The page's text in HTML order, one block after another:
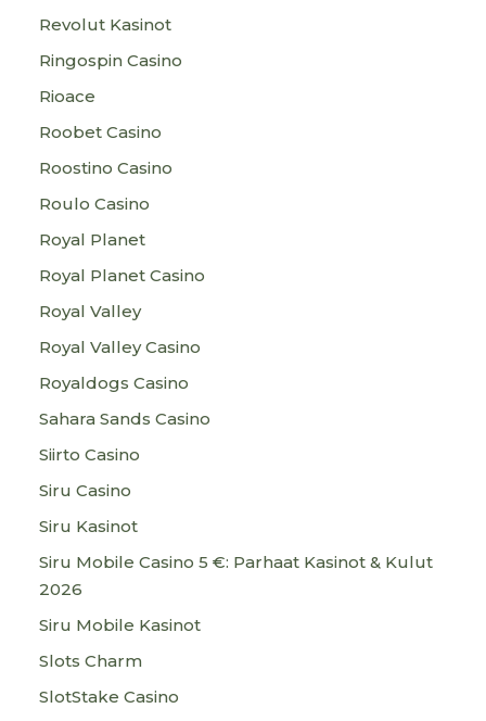
Revolut Kasinot
Ringospin Casino
Rioace
Roobet Casino
Roostino Casino
Roulo Casino
Royal Planet
Royal Planet Casino
Royal Valley
Royal Valley Casino
Royaldogs Casino
Sahara Sands Casino
Siirto Casino
Siru Casino
Siru Kasinot
Siru Mobile Casino 5 €: Parhaat Kasinot & Kulut
2026
Siru Mobile Kasinot
Slots Charm
SlotStake Casino